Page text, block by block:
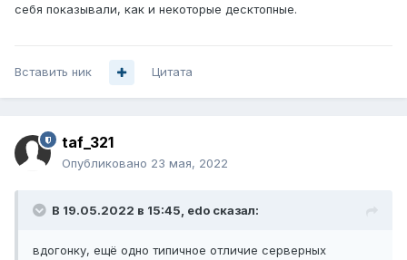
себя показывали, как и некоторые десктопные.
Вставить ник Цитата
taf_321
Опубликовано 23 мая, 2022
В 19.05.2022 в 15:45, edo сказал:
вдогонку, ещё одно типичное отличие серверных